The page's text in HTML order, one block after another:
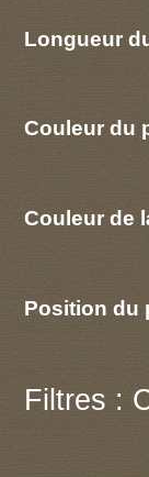
Longueur
Couleur du
Couleur de
Position du
Filtres :